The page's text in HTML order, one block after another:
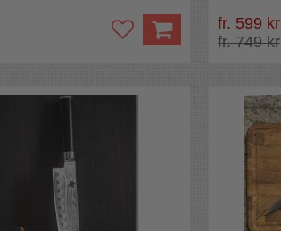
fr. 599 kr
fr. 749 kr